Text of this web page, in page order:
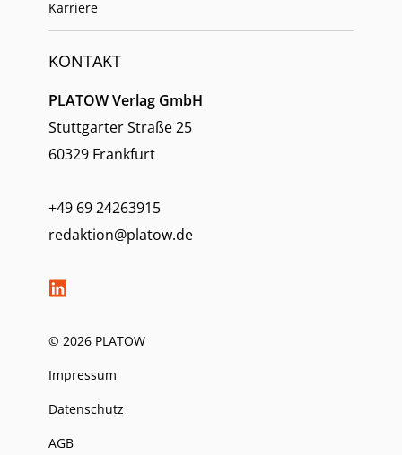
Karriere
KONTAKT
PLATOW Verlag GmbH
Stuttgarter Straße 25
60329 Frankfurt
+49 69 24263915
redaktion@platow.de
© 2026 PLATOW
Impressum
Datenschutz
AGB